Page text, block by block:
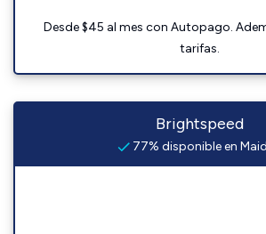
Desde $45 al mes con Autopago.
tarifas.
Brightspeed
77% disponible en